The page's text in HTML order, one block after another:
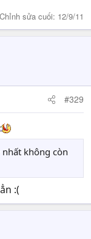
Chỉnh sửa cuối: 12/9/11
#329
không còn
:(